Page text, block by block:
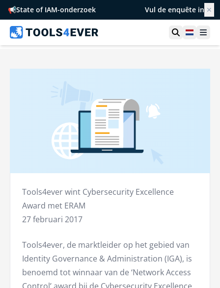
📢State of IAM-onderzoek Vul de enquête in ✕
Toon zoek
Tools4ever wint Cybersecurity Excellence
Award met ERAM
27 februari 2017
Tools4ever, de marktleider op het gebied van
Identity Governance & Administration (IGA), is
benoemd tot winnaar van de ‘Network Access